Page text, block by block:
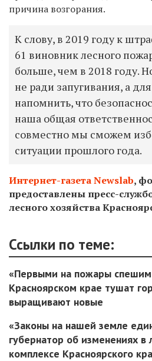
причина возгорания.
К слову, в 2019 году к
61 виновник лесного
больше, чем в 2018 году.
не ради запугивания, а
напомнить, что
наша общая
совместно мы сможем
ситуации прошлого года.
Интернет-газета Newslab,
предоставлены пресс-
лесного хозяйства
Ссылки по теме:
«Первыми на пожары
Красноярском крае тушат
выращивают новые
«Законы на нашей земле
губернатор об изменениях
комплексе Красноярского